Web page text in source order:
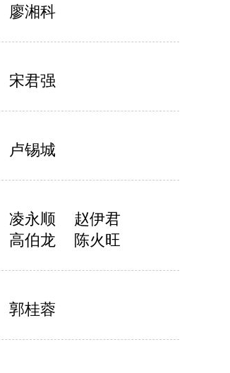
廖湘科
宋君强
卢锡城
凌永顺
赵伊君
高伯龙
陈火旺
郭桂蓉